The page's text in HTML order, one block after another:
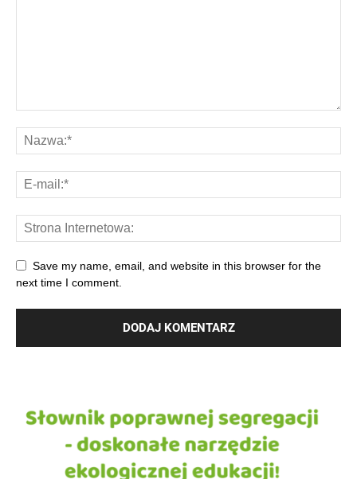
Save my name, email, and website in this browser for the
next time I comment.